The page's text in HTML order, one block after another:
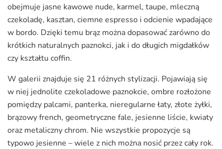
obejmuje jasne kawowe nude, karmel, taupe, mleczną
czekoladę, kasztan, ciemne espresso i odcienie wpadające
w bordo. Dzięki temu brąz można dopasować zarówno do
krótkich naturalnych paznokci, jak i do długich migdałków
czy kształtu coffin.
W galerii znajduje się 21 różnych stylizacji. Pojawiają się
w niej jednolite czekoladowe paznokcie, ombre rozłożone
pomiędzy palcami, panterka, nieregularne łaty, złote żyłki,
brązowy french, geometryczne fale, jesienne liście, kwiaty
oraz metaliczny chrom. Nie wszystkie propozycje są
typowo jesienne – wiele z nich można nosić przez cały rok.